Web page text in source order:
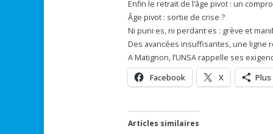
Enfin le retrait de l’âge pivot : un
Âge pivot : sortie de crise ?
Ni puni·es, ni perdant·es : grève et
Des avancées insuffisantes, une ligne
A Matignon, l’UNSA rappelle ses
Facebook X Plus
Articles similaires